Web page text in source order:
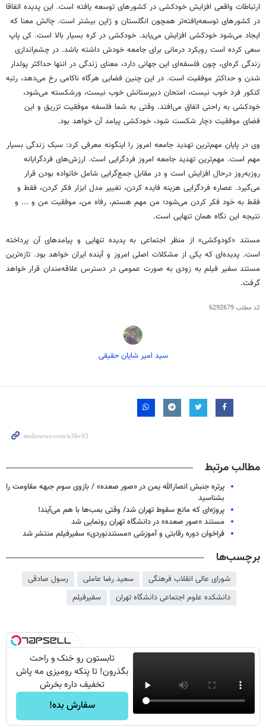
ارتباطات واقعی افزایش خودکشی در کشورهای توسعه یافته است. این پدیده اتفاقا
در کشورهای توسعه‌یافته‌تر همچون انگلستان و ژاپن بیشتر است. چالش معنا که
ایجاد می‌شود خودکشی افزایش می‌یابد. خودکشی در کره بسیار بالا است. کی پاپ
سعی کرده است رویکرد درمانی برای جامعه‌ خودش داشته باشد. در چشم‌اندازی
زندگی کره‌ای، چون فلسفه‌ای این جهانی دارد، معنای زندگی در انتها حداکثر پولدار
شدن و حداکثر موفقیت است. در این چنین فضایی هرگاه ناکامی رخ می‌دهد، رتبه‌
کنکور فرد خوب نیست، امتحان دبیرستانش خوب نیست، ورشکسته می‌شود،
خودکشی به راحتی اتفاق می‌افتد. وقتی به شما فلسفه موفقیت تزریق و این
فضای موفقیت دچار شکست شود، خودکشی پیامد آن خواهد بود.
وی در پایان مهم‌ترین تهدید جامعه‌ امروز را اینگونه معرفی کرد: سبک زندگی بسیار
مهم است. مهم‌ترین تهدید جامعه‌ امروز فردگرایی است. ارزش‌های فردگرایانه
روزبه‌روز درحال افزایش است و در مقابل جمع‌گرایی شامل خانواده بودن قرار
می‌گیرد. عصاره‌ فردگرایی هزینه فایده کردن، تغییر مدل ابزار فکر کردن، فقط و
فقط به خود فکر کردن می‌شود؛ من مهم هستم، رفاه من، موفقیت من و ... و
نتیجه‌ این نگاه همان تنهایی است.
مستند «کودوکشی» از منظر اجتماعی به پدیده‌ تنهایی و پیامدهای آن پرداخته
است. پدیده‌ای که یکی از مشکلات اصلی امروز و آینده‌ ایران خواهد بود. تازه‌ترین
مستند سفیر فیلم به زودی به صورت عمومی در دسترس علاقه‌مندان قرار خواهد
گرفت.
کد مطلب6292679
سید امیر شایان حقیقی
مطالب مرتبط
پرتره جنبش انصارالله یمن در «صور صعده» / بازوی سوم جبهه مقاومت را
بشناسید
پروژه‌ای که مانع سقوط تهران شد/ وقتی بمب‌ها با هم می‌آیند!
مستند «صور صعده» در دانشگاه تهران رونمایی شد
فراخوان دوره رقابتی و آموزشی «مستندنوردی» سفیرفیلم منتشر شد
برچسب‌ها
شورای عالی انقلاب فرهنگی سعید رضا عاملی
رسول صادقی
دانشکده علوم اجتماعی دانشگاه تهران
سفیرفیلم
تابستون رو خنک و راحت
بگذرون! تا پنکه رومیزی مه پاش
تخفیف داره بخرش
سفارش بده!